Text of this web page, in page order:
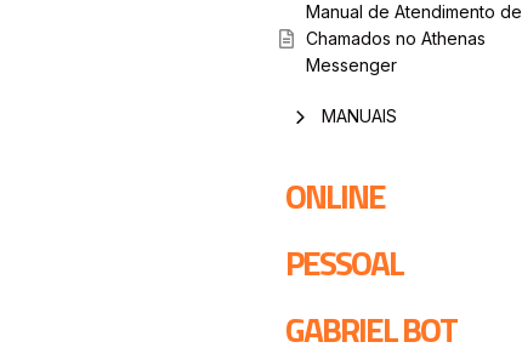
Manual de Atendimento de
Chamados no Athenas
Messenger
MANUAIS
ONLINE
PESSOAL
GABRIEL BOT